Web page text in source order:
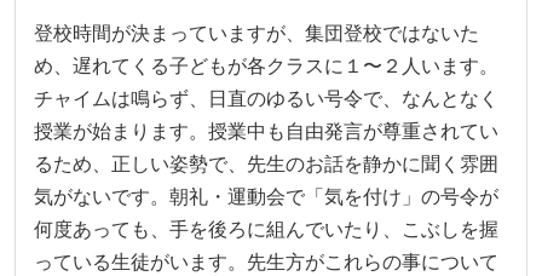
登校時間が決まっていますが、集団登校ではないた
め、遅れてくる子どもが各クラスに１〜２人います。
チャイムは鳴らず、日直のゆるい号令で、なんとなく
授業が始まります。授業中も自由発言が尊重されてい
るため、正しい姿勢で、先生のお話を静かに聞く雰囲
気がないです。朝礼・運動会で「気を付け」の号令が
何度あっても、手を後ろに組んでいたり、こぶしを握
っている生徒がいます。先生方がこれらの事について